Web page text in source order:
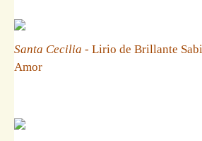
Santa Cecilia - Lirio de Brillante
Amor